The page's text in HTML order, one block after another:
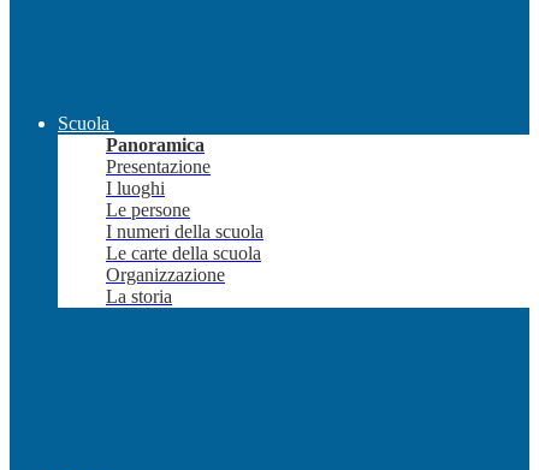
Scuola
Panoramica
Presentazione
I luoghi
Le persone
I numeri della scuola
Le carte della scuola
Organizzazione
La storia